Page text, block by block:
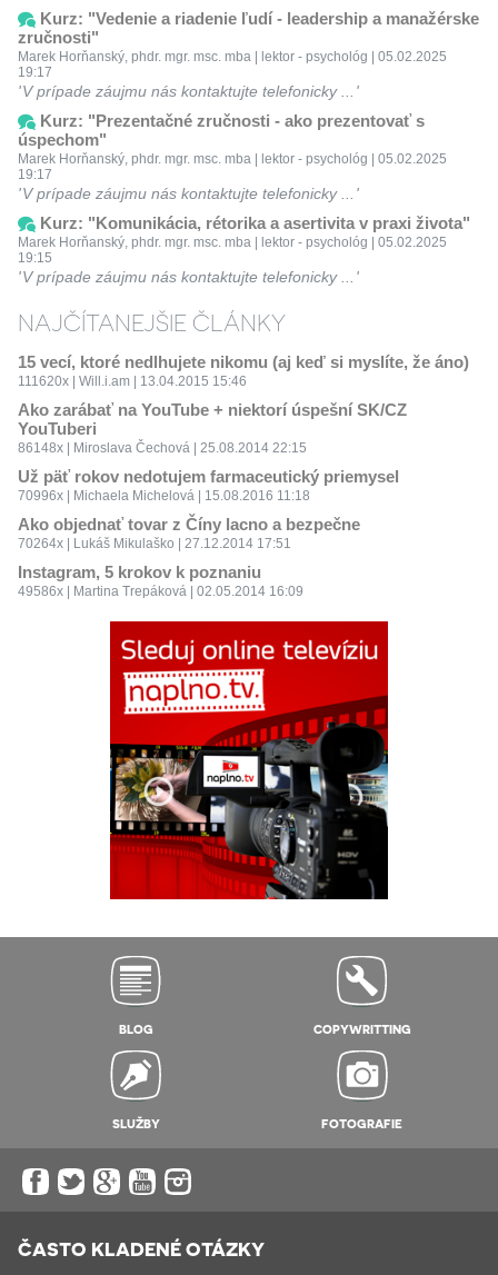
Kurz: "Vedenie a riadenie ľudí - leadership a manažérske
zručnosti"
Marek Horňanský, phdr. mgr. msc. mba | lektor - psychológ | 05.02.2025
19:17
V prípade záujmu nás kontaktujte telefonicky ...
Kurz: "Prezentačné zručnosti - ako prezentovať s
úspechom"
Marek Horňanský, phdr. mgr. msc. mba | lektor - psychológ | 05.02.2025
19:17
V prípade záujmu nás kontaktujte telefonicky ...
Kurz: "Komunikácia, rétorika a asertivita v praxi života"
Marek Horňanský, phdr. mgr. msc. mba | lektor - psychológ | 05.02.2025
19:15
V prípade záujmu nás kontaktujte telefonicky ...
NAJČÍTANEJŠIE ČLÁNKY
15 vecí, ktoré nedlhujete nikomu (aj keď si myslíte, že áno)
111620x | Will.i.am | 13.04.2015 15:46
Ako zarábať na YouTube + niektorí úspešní SK/CZ
YouTuberi
86148x | Miroslava Čechová | 25.08.2014 22:15
Už päť rokov nedotujem farmaceutický priemysel
70996x | Michaela Michelová | 15.08.2016 11:18
Ako objednať tovar z Číny lacno a bezpečne
70264x | Lukáš Mikulaško | 27.12.2014 17:51
Instagram, 5 krokov k poznaniu
49586x | Martina Trepáková | 02.05.2014 16:09
BLOG COPYWRITTING
SLUŽBY FOTOGRAFIE
ČASTO KLADENÉ OTÁZKY